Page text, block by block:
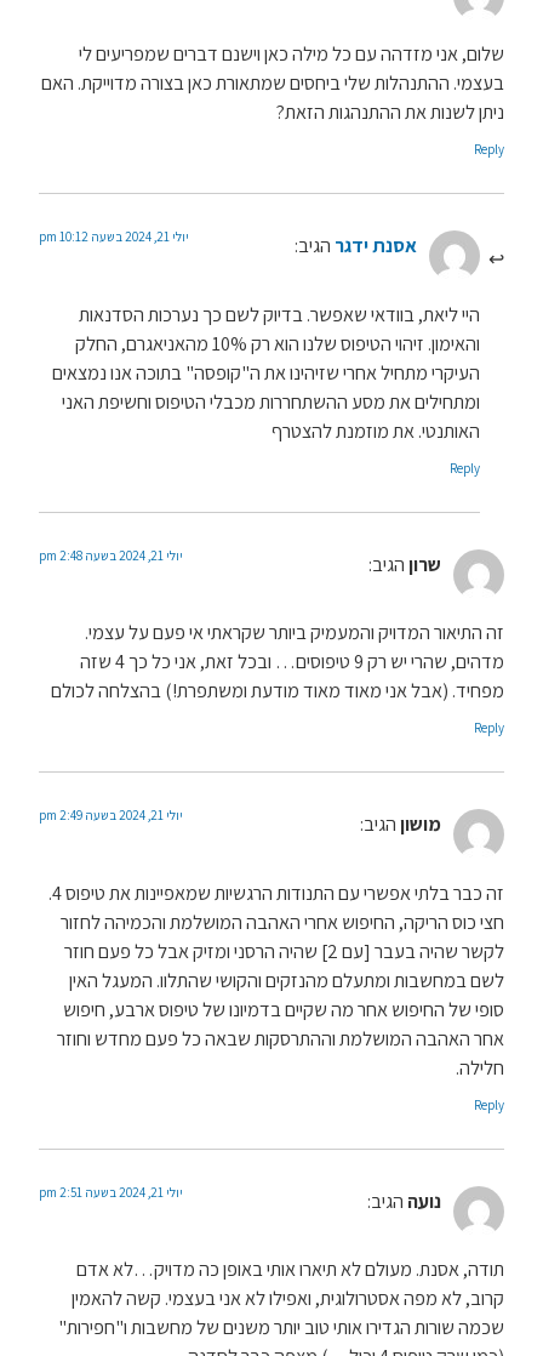
שלום, אני מזדהה עם כל מילה כאן וישנם דברים שמפריעים לי
בעצמי. ההתנהלות שלי ביחסים שמתאורת כאן בצורה מדוייקת. האם
ניתן לשנות את ההתנהגות הזאת?
Reply
אסנת ידגר הגיב: יולי 21, 2024 בשעה 10:12 pm
היי ליאת, בוודאי שאפשר. בדיוק לשם כך נערכות הסדנאות
והאימון. זיהוי הטיפוס שלנו הוא רק 10% מהאניאגרם, החלק
העיקרי מתחיל אחרי שזיהינו את ה"קופסה" בתוכה אנו נמצאים
ומתחילים את מסע ההשתחררות מכבלי הטיפוס וחשיפת האני
האותנטי. את מוזמנת להצטרף
Reply
שרוןהגיב: יולי 21, 2024 בשעה 2:48 pm
זה התיאור המדויק והמעמיק ביותר שקראתי אי פעם על עצמי.
מדהים, שהרי יש רק 9 טיפוסים… ובכל זאת, אני כל כך 4 שזה
מפחיד. (אבל אני מאוד מאוד מודעת ומשתפרת!) בהצלחה לכולם
Reply
מושוןהגיב: יולי 21, 2024 בשעה 2:49 pm
זה כבר בלתי אפשרי עם התנודות הרגשיות שמאפיינות את טיפוס 4.
חצי כוס הריקה, החיפוש אחרי האהבה המושלמת והכמיהה לחזור
לקשר שהיה בעבר [עם 2] שהיה הרסני ומזיק אבל כל פעם חוזר
לשם במחשבות ומתעלם מהנזקים והקושי שהתלוו. המעגל האין
סופי של החיפוש אחר מה שקיים בדמיונו של טיפוס ארבע, חיפוש
אחר האהבה המושלמת וההתרסקות שבאה כל פעם מחדש וחוזר
חלילה.
Reply
נועה הגיב: יולי 21, 2024 בשעה 2:51 pm
תודה, אסנת. מעולם לא תיארו אותי באופן כה מדויק…לא אדם
קרוב, לא מפה אסטרולוגית, ואפילו לא אני בעצמי. קשה להאמין
שכמה שורות הגדירו אותי טוב יותר משנים של מחשבות ו"חפירות"